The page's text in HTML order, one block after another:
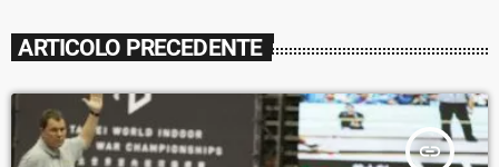
ARTICOLO PRECEDENTE
insert_link